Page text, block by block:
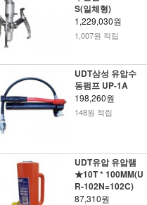
S(일체형)
1,229,030원
1,007원 적립
UDT삼성 유압수
동펌프 UP-1A
198,260원
148원 적립
UDT유압 유압램
★10T * 100MM(U
R-102N=102C)
87,310원